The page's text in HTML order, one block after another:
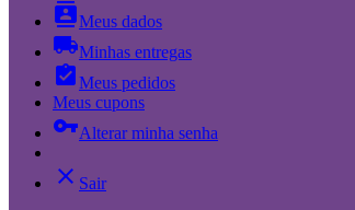
contactsMeus dados
local_shippingMinhas entregas
assignment_turned_inMeus pedidos
Meus cupons
vpn_keyAlterar minha senha
close Sair